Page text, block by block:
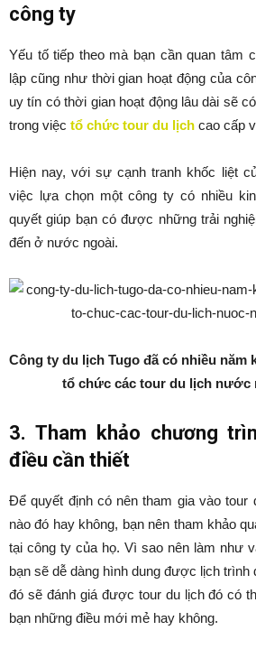
công ty
Yếu tố tiếp theo mà bạn cần quan tâm
lập cũng như thời gian hoạt động của
uy tín có thời gian hoạt động lâu dài sẽ
trong việc tổ chức tour du lịch cao cấp
Hiện nay, với sự cạnh tranh khốc liệt
việc lựa chọn một công ty có nhiều
quyết giúp bạn có được những trải
đến ở nước ngoài.
Công ty du lịch Tugo đã có nhiều năm
tổ chức các tour du lịch nước
3. Tham khảo chương
điều cần thiết
Để quyết định có nên tham gia vào tour
nào đó hay không, bạn nên tham khảo
tại công ty của họ. Vì sao nên làm như
bạn sẽ dễ dàng hình dung được lịch trình
đó sẽ đánh giá được tour du lịch đó có
bạn những điều mới mẻ hay không.